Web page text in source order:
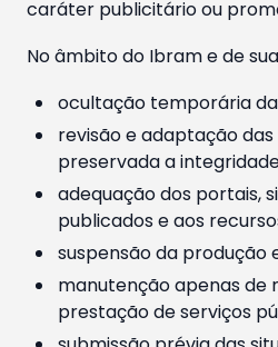
caráter publicitário ou
No âmbito do Ibram e de
ocultação temporária
revisão e adaptação
preservada a
adequação dos portais,
publicados e aos
suspensão da produção
manutenção apenas de
prestação de serviços